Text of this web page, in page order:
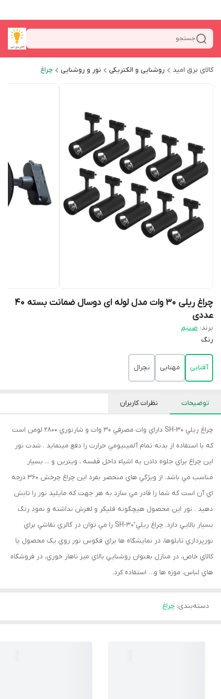
جستجو
کالای برق امید روشنایی و الکتریکی نور و روشنایی چراغ
چراغ ریلی 30 وات مدل لوله ای دوسال ضمانت بسته ۴۰
عددی
برند: صنیم
رنگ
آفتابی مهتابی نچرال
توضیحات نظرات کاربران
چراغ ريلي SH-30 داراي وات مصرفي 30 وات و شارنوري 2800 لومن است
که با استفاده از بدنه تمام آلمينيومي حرارت را دفع مينمايد . شدت نور
اين چراغ براي جلوه دادن به اشياء داخل قفسه ، ويترين و ... بسيار
مناسب مي باشد. از ويژگي هاي منحصر بفرد اين چراغ چرخش 360 درجه
اي آن است که شما را قادر مي سازد به هر جهت که مايليد نور را تابش
دهيد . نور اين محصول هيچگونه فليکر و لغزش نداشته و نمود رنگ
بسيار بالايي دارد. چراغ ريلي ُSH-30 را مي توان در گالري نقاشي براي
نورپردازي تابلوها، در نمايشگاه ها براي فکوس نور روي يک محصول يا
کالاي خاص، در منازل بعنوان روشنايي بالاي ميز ناهار خوري، در فروشگاه
هاي لباس، موزه ها و… استفاده کرد.
دسته‌بندی: چراغ